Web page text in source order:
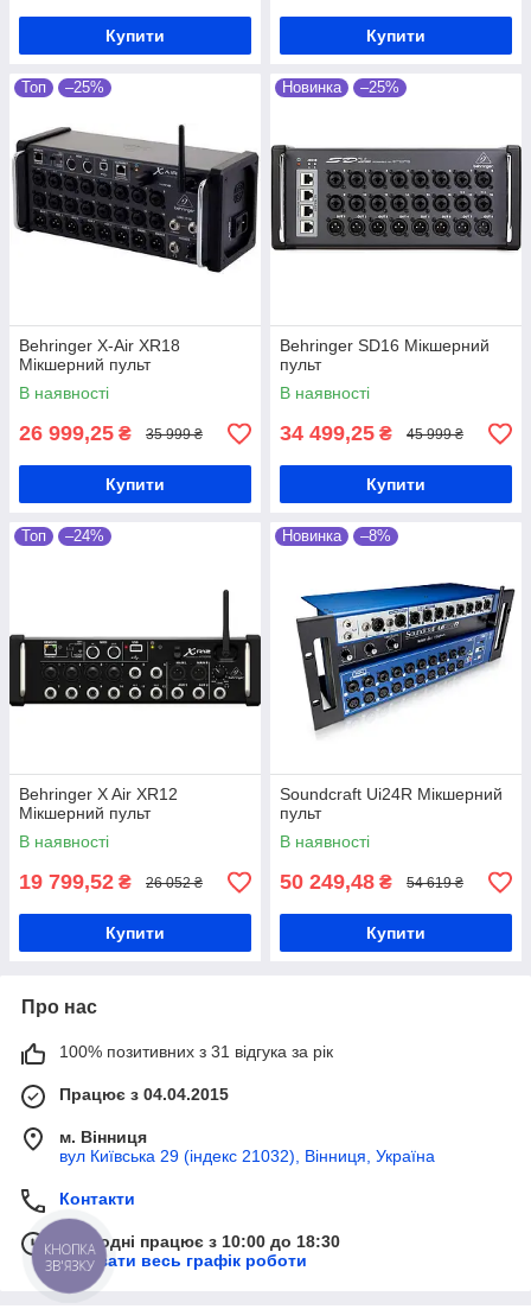
Купити Купити
Топ –25%
Behringer X-Air XR18
Мікшерний пульт
В наявності
26 999,25 ₴ 35 999 ₴
Купити
Новинка –25%
Behringer SD16 Мікшерний
пульт
В наявності
34 499,25 ₴ 45 999 ₴
Купити
Топ –24%
Behringer X Air XR12
Мікшерний пульт
В наявності
19 799,52 ₴ 26 052 ₴
Купити
Новинка –8%
Soundcraft Ui24R Мікшерний
пульт
В наявності
50 249,48 ₴ 54 619 ₴
Купити
Про нас
100% позитивних з 31 відгука за рік
Працює з 04.04.2015
м. Вінниця
вул Київська 29 (індекс 21032), Вінниця, Україна
Контакти
Сьогодні працює з 10:00 до 18:30
Показати весь графік роботи
КНОПКА
ЗВ'ЯЗКУ